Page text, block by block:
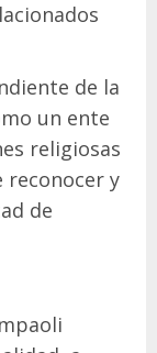
de la
un ente
religiosas
reconocer y
de